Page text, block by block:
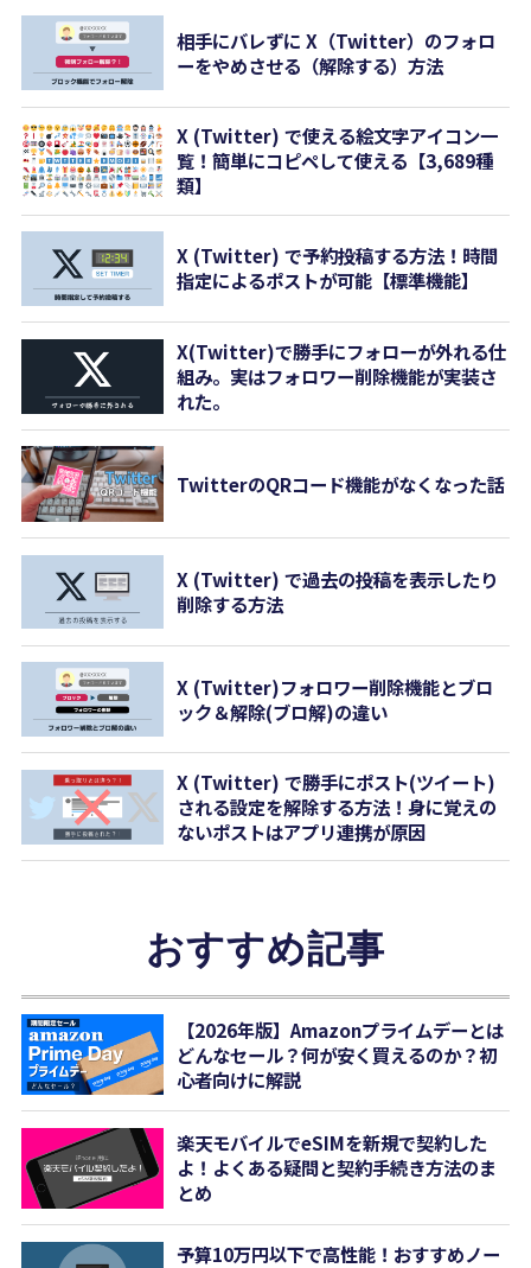
相手にバレずに X（Twitter）のフォロ
ーをやめさせる（解除する）方法
X (Twitter) で使える絵文字アイコン一
覧！簡単にコピペして使える【3,689種
類】
X (Twitter) で予約投稿する方法！時間
指定によるポストが可能【標準機能】
X(Twitter)で勝手にフォローが外れる仕
組み。実はフォロワー削除機能が実装さ
れた。
TwitterのQRコード機能がなくなった話
X (Twitter) で過去の投稿を表示したり
削除する方法
X (Twitter)フォロワー削除機能とブロ
ック＆解除(ブロ解)の違い
X (Twitter) で勝手にポスト(ツイート)
される設定を解除する方法！身に覚えの
ないポストはアプリ連携が原因
おすすめ記事
【2026年版】Amazonプライムデーとは
どんなセール？何が安く買えるのか？初
心者向けに解説
楽天モバイルでeSIMを新規で契約した
よ！よくある疑問と契約手続き方法のま
とめ
予算10万円以下で高性能！おすすめノー